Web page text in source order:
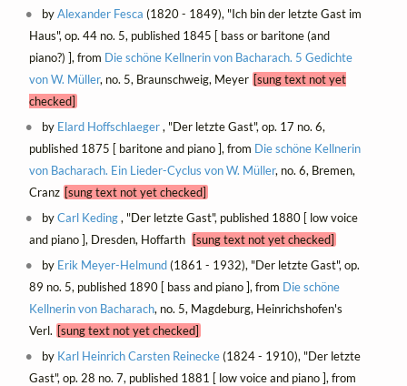
byAlexander Fesca (1820 - 1849), "Ich bin der letzte Gast im
Haus", op. 44 no. 5, published 1845 [ bass or baritone (and
piano?) ], from Die schöne Kellnerin von Bacharach. 5 Gedichte
von W. Müller, no. 5, Braunschweig, Meyer [sung text not yet
checked]
by Elard Hoffschlaeger, "Der letzte Gast", op. 17 no. 6,
published 1875 [ baritone and piano ], from Die schöne Kellnerin
von Bacharach. Ein Lieder-Cyclus von W. Müller, no. 6, Bremen,
Cranz [sung text not yet checked]
byCarl Keding, "Der letzte Gast", published 1880 [ low voice
and piano ], Dresden, Hoffarth
[sung text not yet checked]
by Erik Meyer-Helmund(1861 - 1932), "Der letzte Gast", op.
89 no. 5, published 1890 [ bass and piano ], from Die schöne
Kellnerin von Bacharach, no. 5, Magdeburg, Heinrichshofen's
Verl. [sung text not yet checked]
by Karl Heinrich Carsten Reinecke(1824 - 1910), "Der letzte
Gast", op. 28 no. 7, published 1881 [ low voice and piano ], from